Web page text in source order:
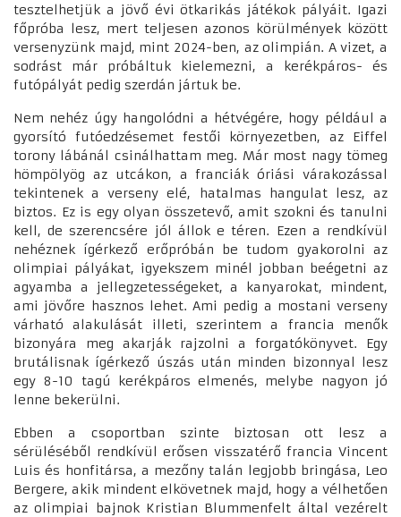
tesztelhetjük a jövő évi ötkarikás játékok pályáit. Igazi
főpróba lesz, mert teljesen azonos körülmények között
versenyzünk majd, mint 2024-ben, az olimpián. A vizet, a
sodrást már próbáltuk kielemezni, a kerékpáros- és
futópályát pedig szerdán jártuk be.
Nem nehéz úgy hangolódni a hétvégére, hogy például a
gyorsító futóedzésemet festői környezetben, az Eiffel
torony lábánál csinálhattam meg. Már most nagy tömeg
hömpölyög az utcákon, a franciák óriási várakozással
tekintenek a verseny elé, hatalmas hangulat lesz, az
biztos. Ez is egy olyan összetevő, amit szokni és tanulni
kell, de szerencsére jól állok e téren. Ezen a rendkívül
nehéznek ígérkező erőpróbán be tudom gyakorolni az
olimpiai pályákat, igyekszem minél jobban beégetni az
agyamba a jellegzetességeket, a kanyarokat, mindent,
ami jövőre hasznos lehet. Ami pedig a mostani verseny
várható alakulását illeti, szerintem a francia menők
bizonyára meg akarják rajzolni a forgatókönyvet. Egy
brutálisnak ígérkező úszás után minden bizonnyal lesz
egy 8-10 tagú kerékpáros elmenés, melybe nagyon jó
lenne bekerülni.
Ebben a csoportban szinte biztosan ott lesz a
sérüléséből rendkívül erősen visszatérő francia Vincent
Luis és honfitársa, a mezőny talán legjobb bringása, Leo
Bergere, akik mindent elkövetnek majd, hogy a vélhetően
az olimpiai bajnok Kristian Blummenfelt által vezérelt